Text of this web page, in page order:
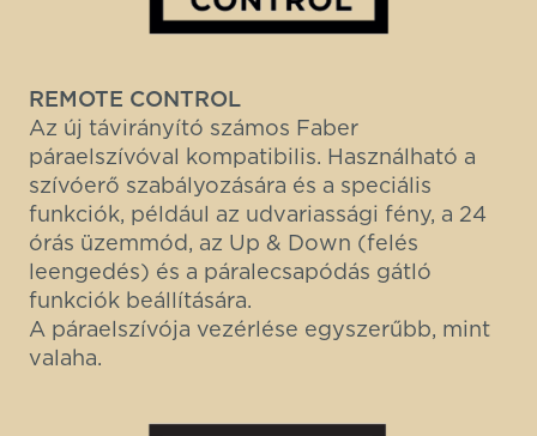
REMOTE CONTROL
Az új távirányító számos Faber
páraelszívóval kompatibilis. Használható a
szívóerő szabályozására és a speciális
funkciók, például az udvariassági fény, a 24
órás üzemmód, az Up & Down (felés
leengedés) és a páralecsapódás gátló
funkciók beállítására.
A páraelszívója vezérlése egyszerűbb, mint
valaha.